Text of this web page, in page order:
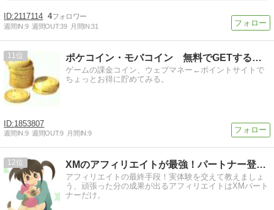
2117114 4
週間IN:9 週間OUT:39 月間IN:31
11 ポケコイン・モバコイン 無料でGETする方法
ゲームの課金コイン、ウェブマネー←ポイントサイトで
ちょっとお得に貯めてみる。
1853807
週間IN:9 週間OUT:9 月間IN:9
12 XMのアフィリエイトが最強！パートナー登録した瞬間に人生が…
アフィリエイトの最終手段！実体験を交えて教えましょ
う、頑張った分の成果が出るアフィリエイトはXMパート
ナーだけ。